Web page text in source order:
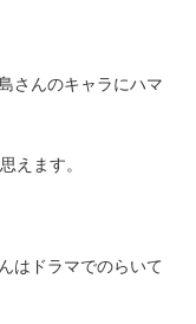
さんのキャラにハマ
えます。
はドラマでのらいて